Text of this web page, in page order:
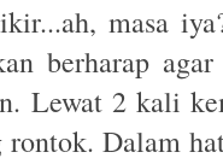
masa
berharap
Lewat 2 kali
rontok. Dalam